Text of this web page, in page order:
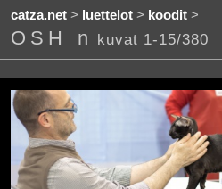
catza.net> luettelot> koodit>
OSH n kuvat 1-15/380